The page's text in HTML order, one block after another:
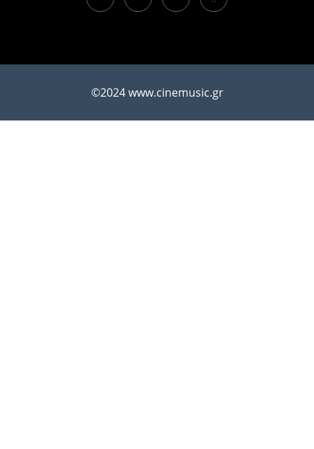
©2024 www.cinemusic.gr